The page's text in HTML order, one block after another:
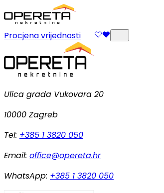
Procjena vrijednosti
Ulica grada Vukovara 20
10000 Zagreb
Tel: +385 1 3820 050
Email: office@opereta.hr
WhatsApp: +385 1 3820 050